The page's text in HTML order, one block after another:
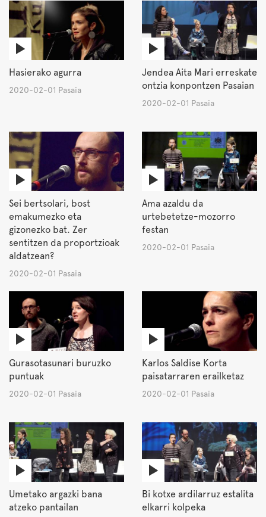
Hasierako agurra
2020-02-01 Pasaia
Jendea Aita Mari erreskate
ontzia konpontzen Pasaian
2020-02-01 Pasaia
Sei bertsolari, bost
emakumezko eta
gizonezko bat. Zer
sentitzen da proportzioak
aldatzean?
2020-02-01 Pasaia
Ama azaldu da
urtebetetze-mozorro
festan
2020-02-01 Pasaia
Gurasotasunari buruzko
puntuak
2020-02-01 Pasaia
Karlos Saldise Korta
paisatarraren erailketaz
2020-02-01 Pasaia
Umetako argazki bana
atzeko pantailan
Bi kotxe ardilarruz estalita
elkarri kolpeka